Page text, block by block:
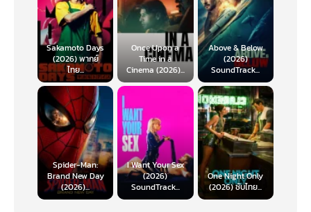
Sakamoto Days
(2026) พากย์
ไทย...
Once Upon a
Time in a
Cinema (2026)...
Above & Below
(2026)
SoundTrack...
Spider-Man:
Brand New Day
(2026)...
I Want Your Sex
(2026)
SoundTrack...
One Night Only
(2026) ซับไทย...